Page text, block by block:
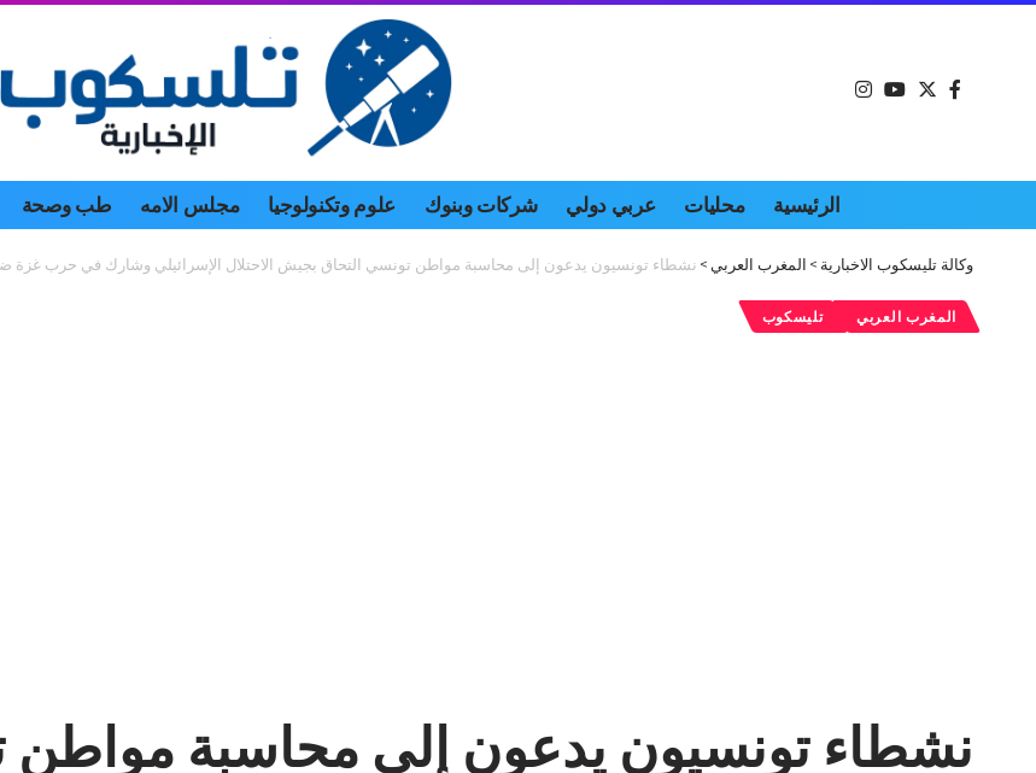
الرئيسية محليات عربي دولي شركات وبنوك علوم وتكنولوجيا مجلس الامه طب وصحة
وكالة تليسكوب الاخبارية > المغرب العربي > نشطاء تونسيون يدعون إلى محاسبة مواطن تونسي التحاق بجيش الاحتلال الإسرائيلي وشارك في حرب غزة
المغرب العربي تليسكوب
نشطاء تونسيون يدعون إلى محاسبة